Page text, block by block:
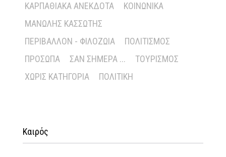
ΚΑΡΠΑΘΙΑΚΆ ΑΝΈΚΔΟΤΑ
ΚΟΙΝΩΝΙΚΆ
ΜΑΝΏΛΗΣ ΚΑΣΣΏΤΗΣ
ΠΕΡΙΒΆΛΛΟΝ - ΦΙΛΟΖΩΊΑ
ΠΟΛΙΤΙΣΜΌΣ
ΠΡΌΣΩΠΑ
ΣΑΝ ΣΉΜΕΡΑ ...
ΤΟΥΡΙΣΜΌΣ
ΧΩΡΊΣ ΚΑΤΗΓΟΡΊΑ
ΠΟΛΙΤΙΚΉ
Καιρός